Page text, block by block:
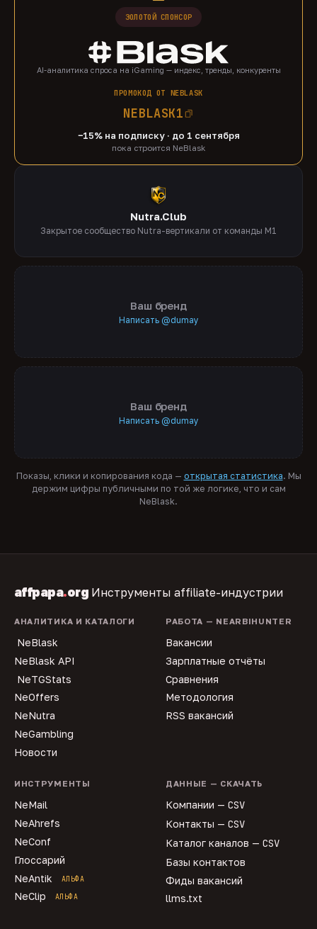
ЗОЛОТОЙ СПОНСОР
AI-аналитика спроса на iGaming — индекс, тренды, конкуренты
ПРОМОКОД ОТ NEBLASK
NEBLASK1
−15% на подписку · до 1 сентября
пока строится NeBlask
Nutra.Club
Закрытое сообщество Nutra-вертикали от команды M1
Ваш бренд
Написать @dumay
Ваш бренд
Написать @dumay
Показы, клики и копирования кода — открытая статистика. Мы
держим цифры публичными по той же логике, что и сам
NeBlask.
affpapa.org Инструменты affiliate-индустрии
АНАЛИТИКА И КАТАЛОГИ
NeBlask
NeBlask API
NeTGStats
NeOffers
NeNutra
NeGambling
Новости
РАБОТА — NEARBIHUNTER
Вакансии
Зарплатные отчёты
Сравнения
Методология
RSS вакансий
ИНСТРУМЕНТЫ
NeMail
NeAhrefs
NeConf
Глоссарий
NeAntik
АЛЬФА
NeClip АЛЬФА
ДАННЫЕ — СКАЧАТЬ
Компании — CSV
Контакты — CSV
Каталог каналов — CSV
Базы контактов
Фиды вакансий
llms.txt